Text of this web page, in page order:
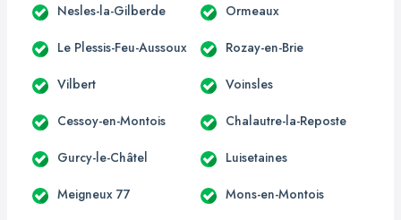
Nesles-la-Gilberde Ormeaux
Le Plessis-Feu-Aussoux Rozay-en-Brie
Vilbert Voinsles
Cessoy-en-Montois Chalautre-la-Reposte
Gurcy-le-Châtel Luisetaines
Meigneux 77 Mons-en-Montois